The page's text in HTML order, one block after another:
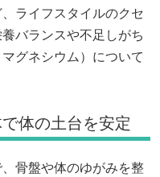
ライフスタイルのクセ
バランスや不足しがち
グネシウム）について
体の土台を安定
骨盤や体のゆがみを整